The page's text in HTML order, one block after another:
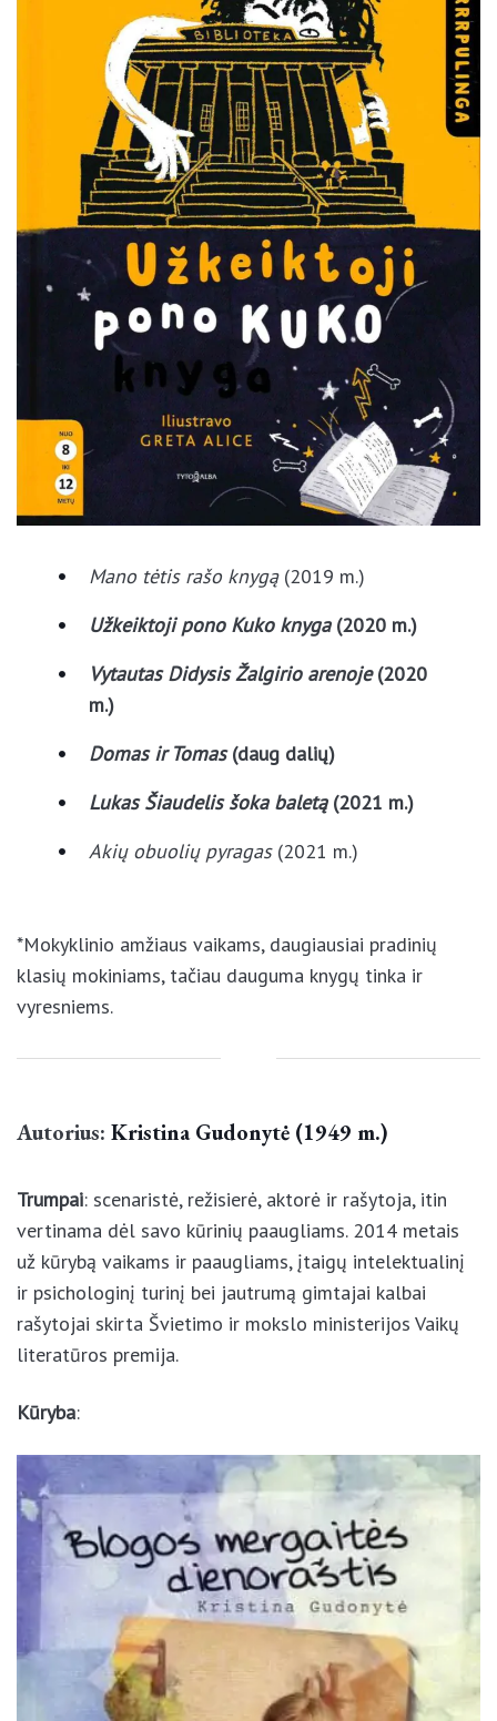
Mano tėtis rašo knygą
(2019 m.)
Užkeiktoji pono Kuko knyga
(2020 m.)
Vytautas Didysis Žalgirio arenoje
(2020
m.)
Domas ir Tomas
(daug dalių)
Lukas Šiaudelis šoka baletą
(2021 m.)
Akių obuolių pyragas
(2021 m.)
*Mokyklinio amžiaus vaikams, daugiausiai pradinių
klasių mokiniams, tačiau dauguma knygų tinka ir
vyresniems.
Autorius: Kristina Gudonytė (1949 m.)
Trumpai : scenaristė, režisierė, aktorė ir rašytoja, itin
vertinama dėl savo kūrinių paaugliams. 2014 metais
už kūrybą vaikams ir paaugliams, įtaigų
intelektualinį ir psichologinį turinį bei jautrumą
gimtajai kalbai rašytojai skirta Švietimo ir mokslo
ministerijos Vaikų literatūros premija.
Kūryba
×
Pamėkite mus Facebook’e